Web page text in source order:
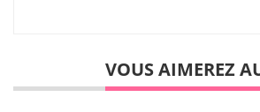
VOUS AIMEREZ